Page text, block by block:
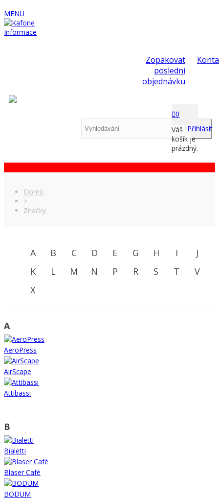
MENU
Informace
Zopakovat
poslední
objednávku
0
Váš
košík je
prázdný.
Přihlásit
Domů
>
Značky
A B C D E G H I
J
K
L M N P R S T
V
X
A
AeroPress
AirScape
Attibassi
B
Bialetti
Blaser Café
BODUM